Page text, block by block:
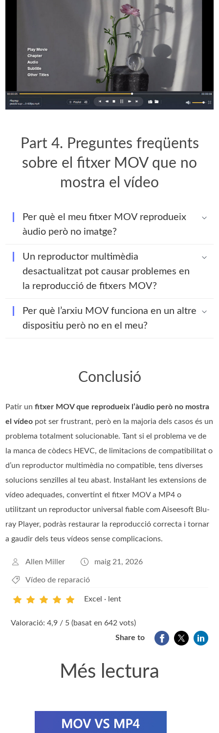
Part 4. Preguntes freqüents
sobre el fitxer MOV que no
mostra el vídeo
Per què el meu fitxer MOV reprodueix
àudio però no imatge?
Un reproductor multimèdia
desactualitzat pot causar problemes en
la reproducció de fitxers MOV?
Per què l’arxiu MOV funciona en un altre
dispositiu però no en el meu?
Conclusió
Patir unfitxer MOV que reprodueix l’àudio però no mostra
el vídeo pot ser frustrant, però en la majoria dels casos és un
problema totalment solucionable. Tant si el problema ve de
la manca de còdecs HEVC, de limitacions de compatibilitat o
d’un reproductor multimèdia no compatible, tens diverses
solucions senzilles al teu abast. Instal·lant les extensions de
vídeo adequades, convertint el fitxer MOV a MP4 o
utilitzant un reproductor universal fiable com Aiseesoft Blu-
ray Player, podràs restaurar la reproducció correcta i tornar
a gaudir dels teus vídeos sense complicacions.
Allen Miller maig 21, 2026
Vídeo de reparació
Excel · lent
Valoració: 4,9 / 5 (basat en 642 vots)
Share to
Més lectura